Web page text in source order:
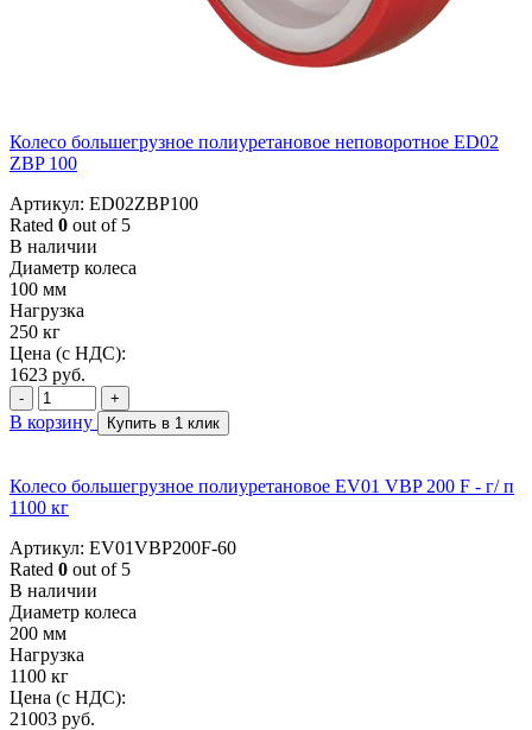
Колесо большегрузное полиуретановое неповоротное ED02
ZBP 100
Артикул: ED02ZBP100
Rated 0 out of 5
В наличии
Диаметр колеса
100 мм
Нагрузка
250 кг
Цена (с НДС):
1623 руб.
- +
В корзину Купить в 1 клик
Колесо большегрузное полиуретановое EV01 VBP 200 F - г/ п
1100 кг
Артикул: EV01VBP200F-60
Rated 0 out of 5
В наличии
Диаметр колеса
200 мм
Нагрузка
1100 кг
Цена (с НДС):
21003 руб.